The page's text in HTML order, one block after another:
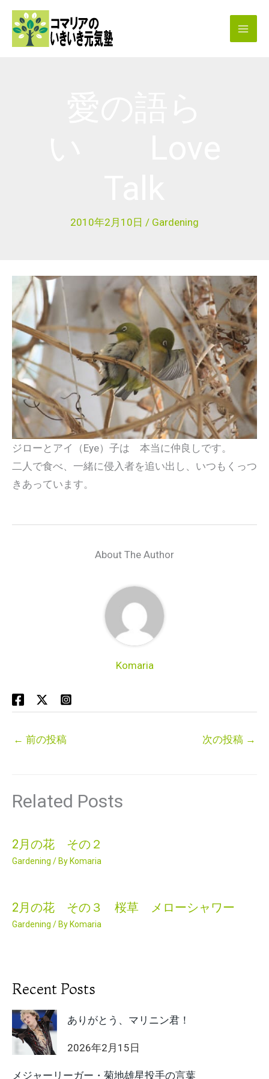
2010年2月10日 / Gardening
ジローとアイ（Eye）子は 本当に仲良しです。
二人で食べ、一緒に侵入者を追い出し、いつもくっつ
きあっています。
About The Author
Komaria
← 前の投稿 次の投稿 →
Related Posts
2月の花 その２
Gardening / By Komaria
2月の花 その３ 桜草 メローシャワー
Gardening / By Komaria
Recent Posts
ありがとう、マリニン君！
2026年2月15日
メジャーリーガー・菊地雄星投手の言葉